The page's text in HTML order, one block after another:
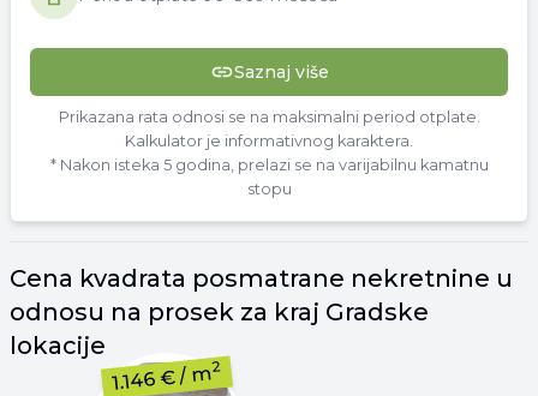
Saznaj više
Prikazana rata odnosi se na maksimalni period otplate.
Kalkulator je informativnog karaktera.
* Nakon isteka 5 godina, prelazi se na varijabilnu kamatnu
stopu
Cena kvadrata posmatrane nekretnine u
odnosu na prosek za kraj Gradske
lokacije
1.146 €/ m2